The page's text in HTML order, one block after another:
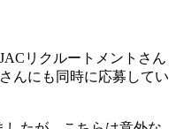
リクルートメントさん
んにも同時に応募してい